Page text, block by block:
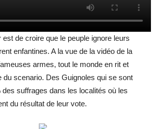
est de croire que le peuple ignore leurs
enfantines. A la vue de la vidéo de la
armes, tout le monde en rit et
du scenario. Des Guignoles qui se sont
suffrages dans les localités où les
du résultat de leur vote.